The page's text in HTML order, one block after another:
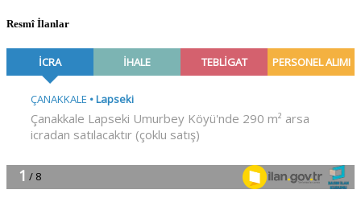
Resmî İlanlar